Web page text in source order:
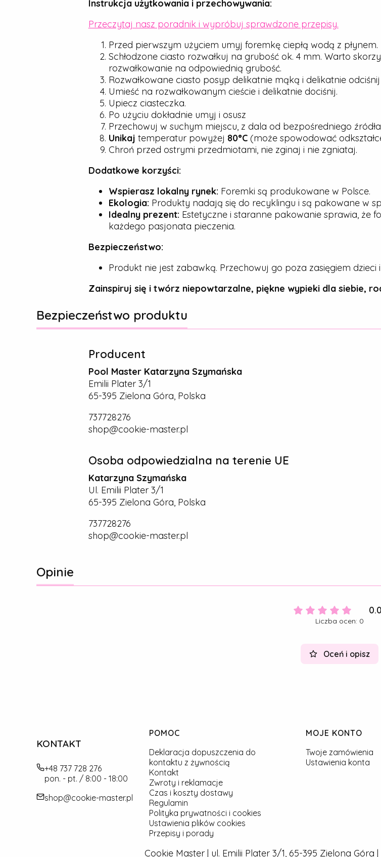
Instrukcja użytkowania i przechowywania:
Przeczytaj nasz poradnik i wypróbuj sprawdzone przepisy.
Przed pierwszym użyciem umyj foremkę ciepłą wodą z płynem.
Schłodzone ciasto rozwałkuj na grubość ok. 4 mm. Warto
rozwałkowanie na odpowiednią grubość.
Rozwałkowane ciasto posyp delikatnie mąką i delikatnie
Umieść na rozwałkowanym cieście i delikatnie dociśnij.
Upiecz ciasteczka.
Po użyciu dokładnie umyj i osusz
Przechowuj w suchym miejscu, z dala od bezpośredniego źródła
Unikaj temperatur powyżej 80°C(może spowodować
Chroń przed ostrymi przedmiotami, nie zginaj i nie zgniataj.
Dodatkowe korzyści:
Wspierasz lokalny rynek: Foremki są produkowane w Polsce.
Ekologia: Produkty nadają się do recyklingu i są pakowane w
Idealny prezent: Estetyczne i staranne pakowanie sprawia, że
każdego pasjonata pieczenia.
Bezpieczeństwo:
Produkt nie jest zabawką. Przechowuj go poza zasięgiem dzieci
Zainspiruj się i twórz niepowtarzalne, piękne wypieki dla siebie,
Bezpieczeństwo produktu
Producent
Pool Master Katarzyna Szymańska
Emilii Plater 3/1
65-395 Zielona Góra, Polska
737728276
shop@cookie-master.pl
Osoba odpowiedzialna na terenie UE
Katarzyna Szymańska
Ul. Emilii Plater 3/1
65-395 Zielona Góra, Polska
737728276
shop@cookie-master.pl
Opinie
Liczba ocen: 0
Oceń i opisz
KONTAKT
+48 737 728 276
pon. - pt. / 8:00 - 18:00
shop@cookie-master.pl
Linki w stopce
POMOC
Deklaracja dopuszczenia do
kontaktu z żywnością
Kontakt
Zwroty i reklamacje
Czas i koszty dostawy
Regulamin
Polityka prywatności i cookies
Ustawienia plików cookies
Przepisy i porady
MOJE KONTO
Twoje zamówienia
Ustawienia konta
Cookie Master | ul. Emilii Plater 3/1, 65-395 Zielona Góra |